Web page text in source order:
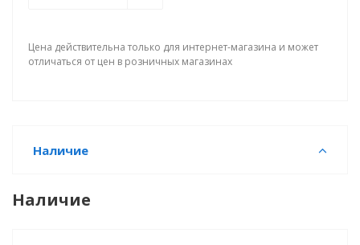
Цена действительна только для интернет-магазина и может
отличаться от цен в розничных магазинах
Наличие
Наличие